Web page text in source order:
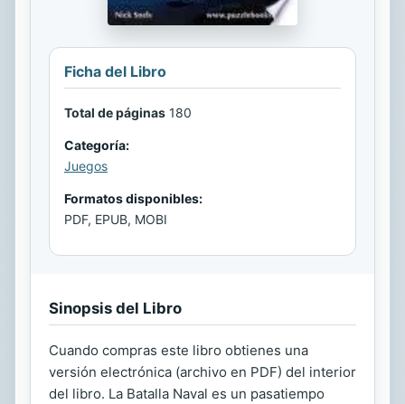
Ficha del Libro
Total de páginas 180
Categoría:
Juegos
Formatos disponibles:
PDF, EPUB, MOBI
Sinopsis del Libro
Cuando compras este libro obtienes una
versión electrónica (archivo en PDF) del interior
del libro. La Batalla Naval es un pasatiempo